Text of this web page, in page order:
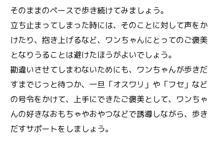
そのままのペースで歩き続けてみましょう。
立ち止まってしまった時には、そのことに対して声をか
けたり、抱き上げるなど、ワンちゃんにとってのご褒美
となりうることは避けたほうがよいでしょう。
勘違いさせてしまわないためにも、ワンちゃんが歩きだ
すまでじっと待つか、一旦「オスワリ」や「フセ」など
の号令をかけて、上手にできたご褒美として、ワンちゃ
んの好きなおもちゃやおやつなどで誘導しながら、歩き
だすサポートをしましょう。